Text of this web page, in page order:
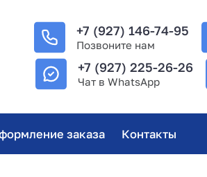
+7 (927) 146-74-95
Позвоните нам
+7 (927) 225-26-26
Чат в WhatsApp
заказа Контакты